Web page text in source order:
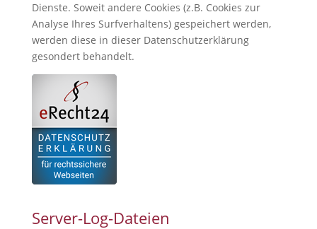
Dienste. Soweit andere Cookies (z.B. Cookies zur
Analyse Ihres Surfverhaltens) gespeichert werden,
werden diese in dieser Datenschutzerklärung
gesondert behandelt.
Server-Log-Dateien